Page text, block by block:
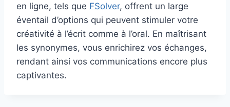
en ligne, tels que FSolver, offrent un large
éventail d’options qui peuvent stimuler votre
créativité à l’écrit comme à l’oral. En maîtrisant
les synonymes, vous enrichirez vos échanges,
rendant ainsi vos communications encore plus
captivantes.